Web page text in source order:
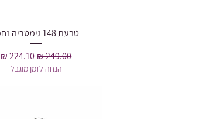
תצוגה מהירהטבעת 148 גימטריה נחמן
מחיר רגיל‏249.00 ‏₪ מחיר מבצע
הנחה לזמן מוגבל